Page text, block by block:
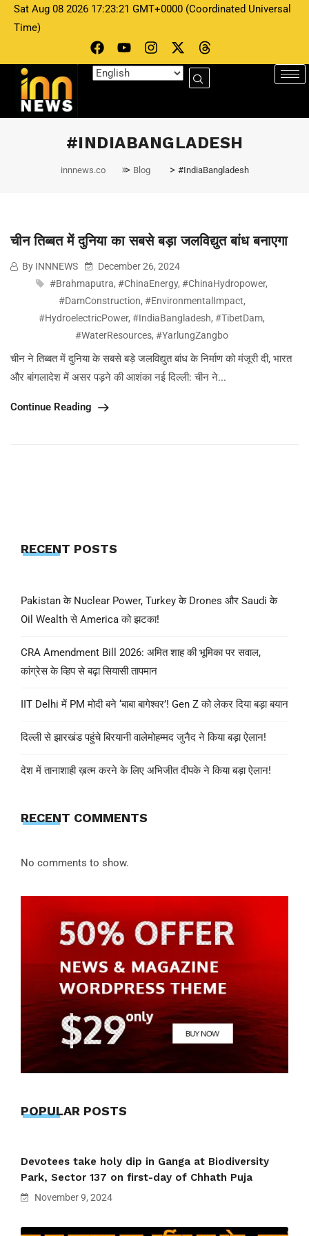
Sat Aug 08 2026 17:23:21 GMT+0000 (Coordinated Universal
Time)
#INDIABANGLADESH
innnews.co > Blog > #IndiaBangladesh
INNNEWS
चीन तिब्बत में दुनिया का सबसे बड़ा जलविद्युत बांध
चीन तिब्बत में दुनिया का सबसे बड़ा जलविद्युत बांध बनाएगा
By INNNEWS
December 26, 2024
#Brahmaputra, #ChinaEnergy, #ChinaHydropower,
#DamConstruction, #EnvironmentalImpact,
#HydroelectricPower, #IndiaBangladesh, #TibetDam,
#WaterResources, #YarlungZangbo
चीन ने तिब्बत में दुनिया के सबसे बड़े जलविद्युत बांध के निर्माण को मंजूरी दी, भारत
और बांगलादेश में असर पड़ने की आशंका नई दिल्ली: चीन ने...
Continue Reading
RECENT POSTS
Pakistan के Nuclear Power, Turkey के Drones और Saudi के
Oil Wealth से America को झटका!
CRA Amendment Bill 2026: अमित शाह की भूमिका पर सवाल,
कांग्रेस के व्हिप से बढ़ा सियासी तापमान
IIT Delhi में PM मोदी बने ‘बाबा बागेश्वर’! Gen Z को लेकर दिया बड़ा बयान
दिल्ली से झारखंड पहुंचे बिरयानी वालेमोहम्मद जुनैद ने किया बड़ा ऐलान!
देश में तानाशाही ख़त्म करने के लिए अभिजीत दीपके ने किया बड़ा ऐलान!
RECENT COMMENTS
No comments to show.
POPULAR POSTS
Devotees take holy dip in Ganga at Biodiversity
Park, Sector 137 on first-day of Chhath Puja
November 9, 2024